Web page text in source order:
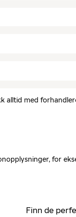
alltid med
for
Finn de